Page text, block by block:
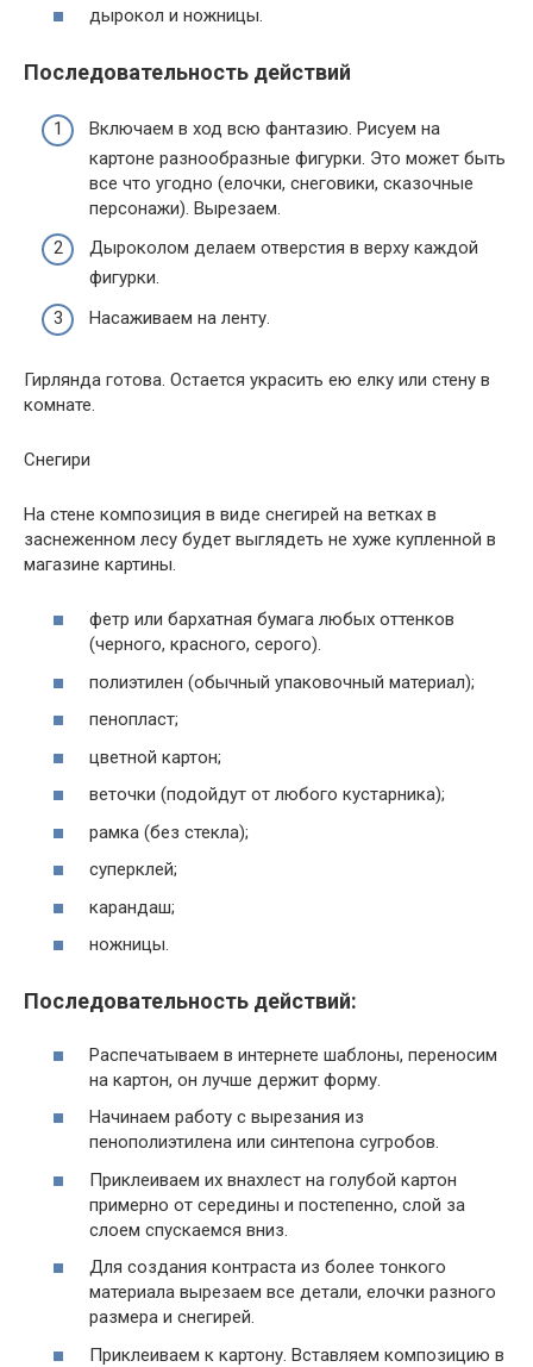
дырокол и ножницы.
Последовательность действий
Включаем в ход всю фантазию. Рисуем на
картоне разнообразные фигурки. Это может быть
все что угодно (елочки, снеговики, сказочные
персонажи). Вырезаем.
Дыроколом делаем отверстия в верху каждой
фигурки.
Насаживаем на ленту.
Гирлянда готова. Остается украсить ею елку или стену в
комнате.
Снегири
На стене композиция в виде снегирей на ветках в
заснеженном лесу будет выглядеть не хуже купленной в
магазине картины.
фетр или бархатная бумага любых оттенков
(черного, красного, серого).
полиэтилен (обычный упаковочный материал);
пенопласт;
цветной картон;
веточки (подойдут от любого кустарника);
рамка (без стекла);
суперклей;
карандаш;
ножницы.
Последовательность действий:
Распечатываем в интернете шаблоны, переносим
на картон, он лучше держит форму.
Начинаем работу с вырезания из
пенополиэтилена или синтепона сугробов.
Приклеиваем их внахлест на голубой картон
примерно от середины и постепенно, слой за
слоем спускаемся вниз.
Для создания контраста из более тонкого
материала вырезаем все детали, елочки разного
размера и снегирей.
Приклеиваем к картону. Вставляем композицию в